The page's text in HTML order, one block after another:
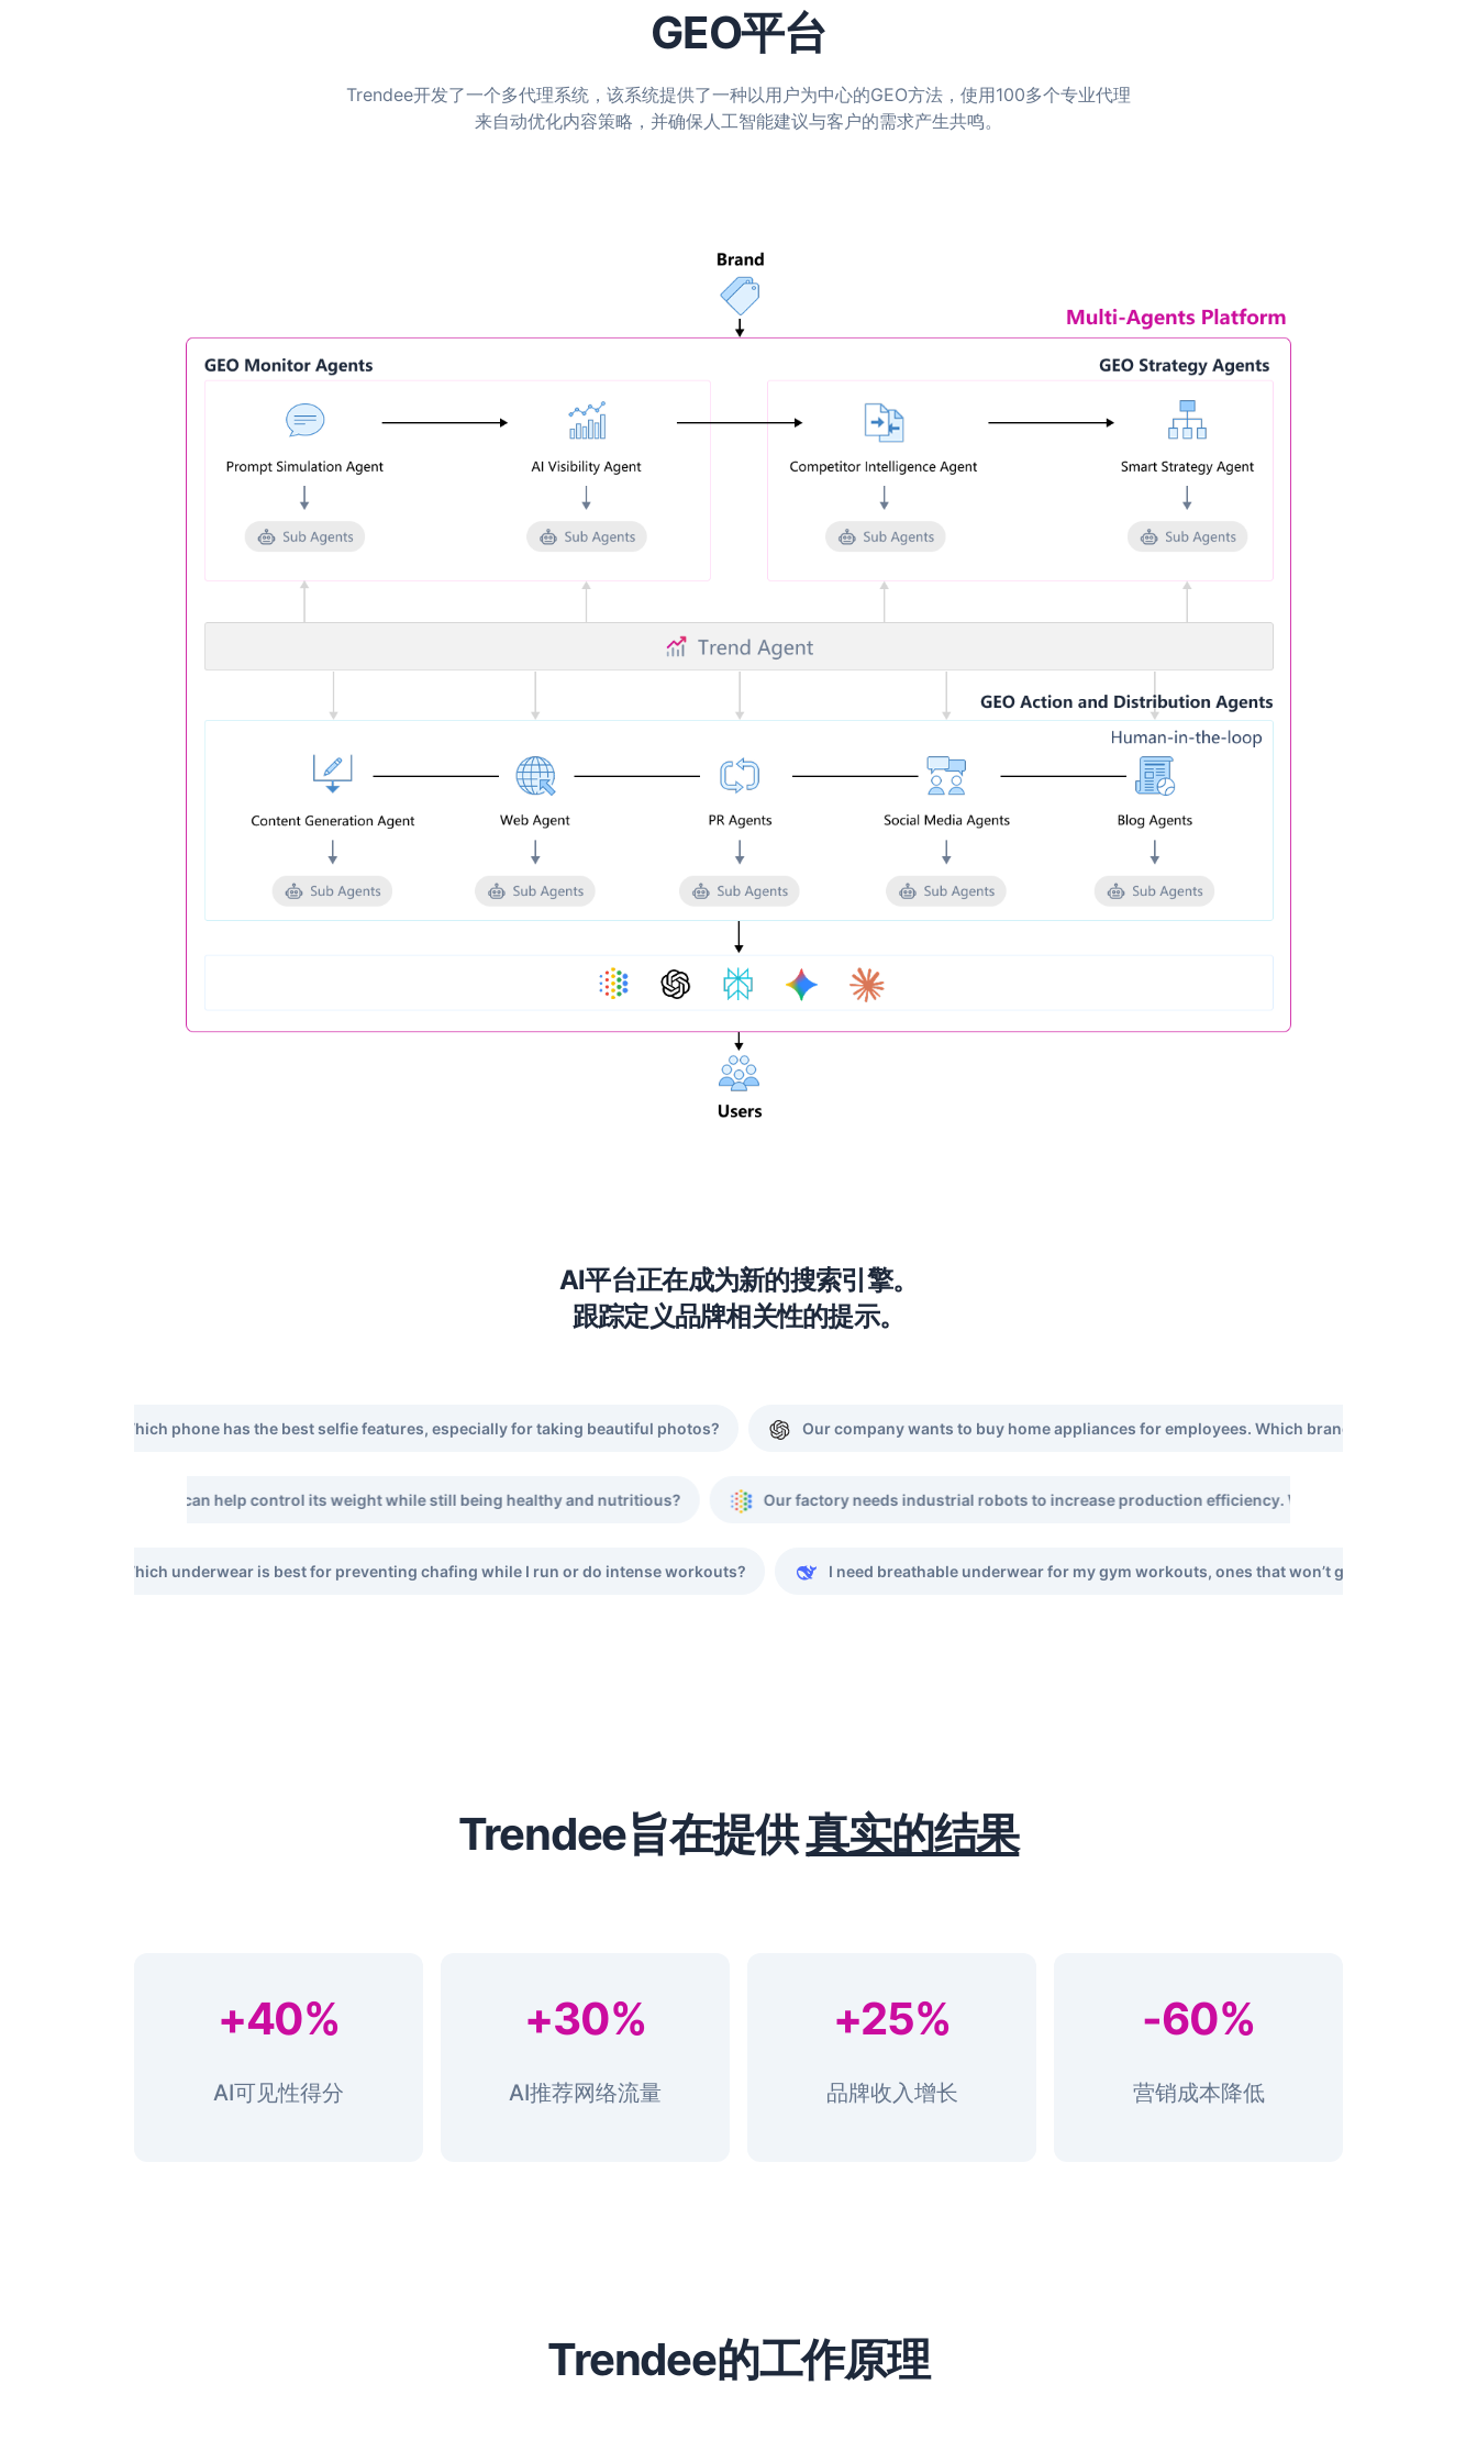
GEO平台
Trendee开发了一个多代理系统，该系统提供了一种以用户为中心的GEO方法，使用100多个专业代理
来自动优化内容策略，并确保人工智能建议与客户的需求产生共鸣。
Al平台正在成为新的搜索引擎。
跟踪定义品牌相关性的提示。
Which phone has the best selfie features, especially for taking beautiful photos? Our company wants to buy home appliances for employees. Which brands offer
Which pet food can help control its weight while still being healthy and nutritious? Our factory needs industrial robots to increase production efficiency. What brands are
Which underwear is best for preventing chafing while I run or do intense workouts? I need breathable underwear for my gym workouts, ones that won’t get sweaty or
Trendee旨在提供真实的结果
+40%
AI可见性得分
+30%
AI推荐网络流量
+25%
品牌收入增长
-60%
营销成本降低
Trendee的工作原理